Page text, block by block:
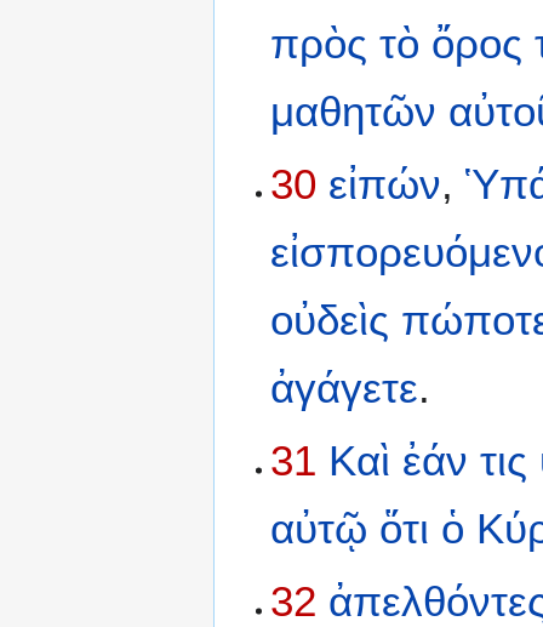
πρὸς τὸ ὄρος
μαθητῶν
30 εἰπών,
οὐδεὶς
ἀγάγετε.
31 Καὶ ἐάν τις
αὐτῷ ὅτι ὁ
32